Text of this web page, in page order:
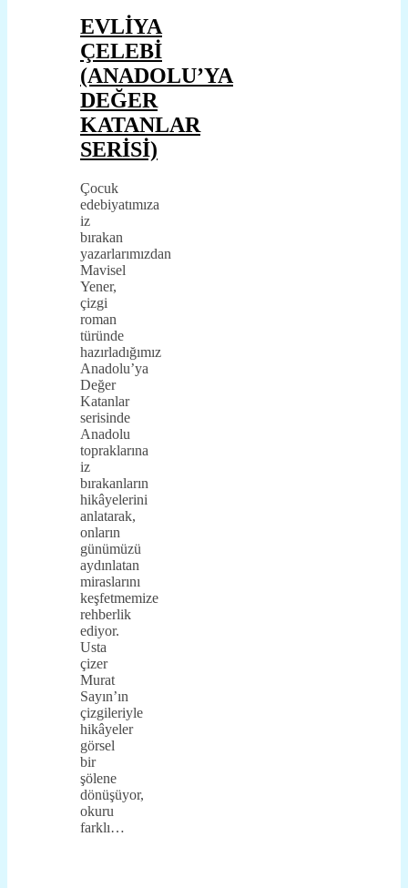
EVLİYA
ÇELEBİ
(ANADOLU’YA
DEĞER
KATANLAR
SERİSİ)
Çocuk
edebiyatımıza
iz
bırakan
yazarlarımızdan
Mavisel
Yener,
çizgi
roman
türünde
hazırladığımız
Anadolu’ya
Değer
Katanlar
serisinde
Anadolu
topraklarına
iz
bırakanların
hikâyelerini
anlatarak,
onların
günümüzü
aydınlatan
miraslarını
keşfetmemize
rehberlik
ediyor.
Usta
çizer
Murat
Sayın’ın
çizgileriyle
hikâyeler
görsel
bir
şölene
dönüşüyor,
okuru
farklı…